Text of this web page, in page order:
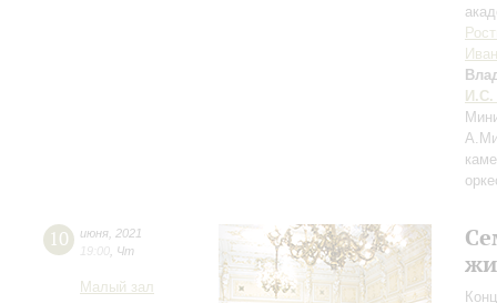
И.С.
10 июня 2021
19:00 Чт
Малый зал